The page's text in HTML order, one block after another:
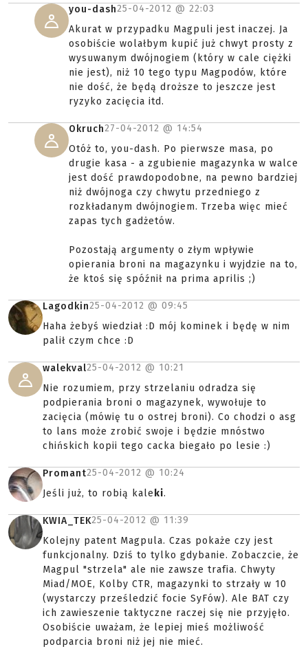
you-dash25-04-2012 @ 22:03
Akurat w przypadku Magpuli jest inaczej. Ja
osobiście wolałbym kupić już chwyt prosty z
wysuwanym dwójnogiem (który w cale ciężki
nie jest), niż 10 tego typu Magpodów, które
nie dość, że będą droższe to jeszcze jest
ryzyko zacięcia itd.
Okruch27-04-2012 @ 14:54
Otóż to, you-dash. Po pierwsze masa, po
drugie kasa - a zgubienie magazynka w walce
jest dość prawdopodobne, na pewno bardziej
niż dwójnoga czy chwytu przedniego z
rozkładanym dwójnogiem. Trzeba więc mieć
zapas tych gadżetów.
Pozostają argumenty o złym wpływie
opierania broni na magazynku i wyjdzie na to,
że ktoś się spóźnił na prima aprilis ;)
Lagodkin25-04-2012 @ 09:45
Haha żebyś wiedział :D mój kominek i będę w nim
palił czym chce :D
walekval25-04-2012 @ 10:21
Nie rozumiem, przy strzelaniu odradza się
podpierania broni o magazynek, wywołuje to
zacięcia (mówię tu o ostrej broni). Co chodzi o asg
to lans może zrobić swoje i będzie mnóstwo
chińskich kopii tego cacka biegało po lesie :)
Promant25-04-2012 @ 10:24
Jeśli już, to robią kale ki.
KWIA_TEK25-04-2012 @ 11:39
Kolejny patent Magpula. Czas pokaże czy jest
funkcjonalny. Dziś to tylko gdybanie. Zobaczcie, że
Magpul "strzela" ale nie zawsze trafia. Chwyty
Miad/MOE, Kolby CTR, magazynki to strzały w 10
(wystarczy prześledzić focie SyFów). Ale BAT czy
ich zawieszenie taktyczne raczej się nie przyjęło.
Osobiście uważam, że lepiej mieś możliwość
podparcia broni niż jej nie mieć.